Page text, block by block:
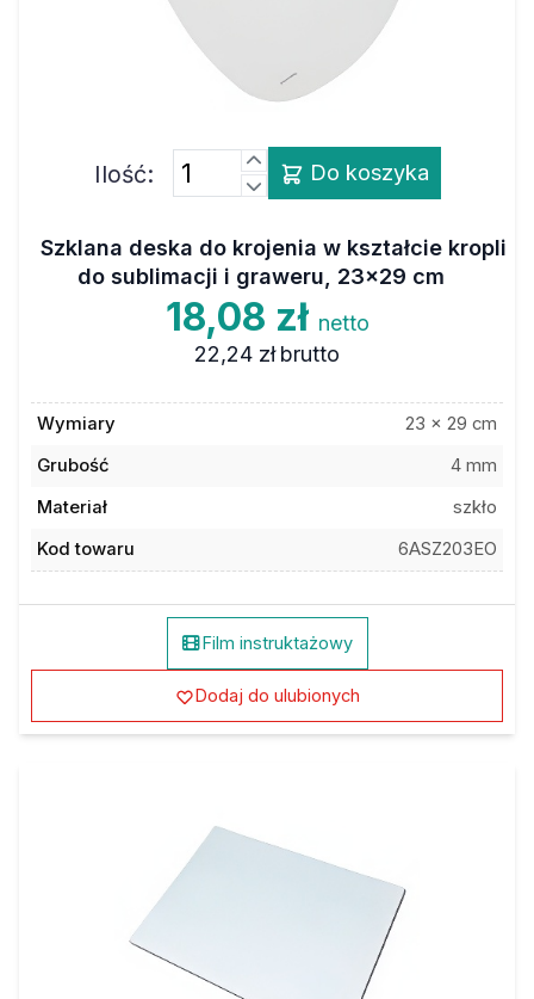
Ilość: Do koszyka
Szklana deska do krojenia w kształcie kropli
do sublimacji i graweru, 23x29 cm
18,08 zł netto
22,24 zł brutto
Wymiary
23 x 29 cm
Grubość
4 mm
Materiał
szkło
Kod towaru
6ASZ203EO
Film instruktażowy
Dodaj do ulubionych